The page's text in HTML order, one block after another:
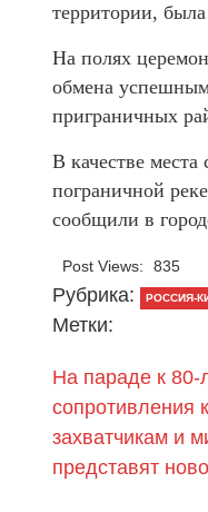
территории,
На полях
обмена успешным
приграничных
В качестве
пограничной
сообщили в
Post Views: 835
Рубрика: РОССИЯ-
Метки:
На параде к
сопротивления
захватчикам и
представят